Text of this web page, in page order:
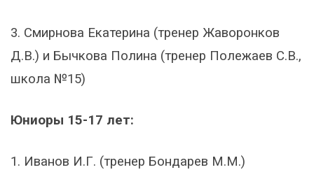
3. Смирнова Екатерина (тренер Жаворонков
Д.В.) и Бычкова Полина (тренер Полежаев С.В.,
школа №15)
Юниоры 15-17 лет:
1. Иванов И.Г. (тренер Бондарев М.М.)